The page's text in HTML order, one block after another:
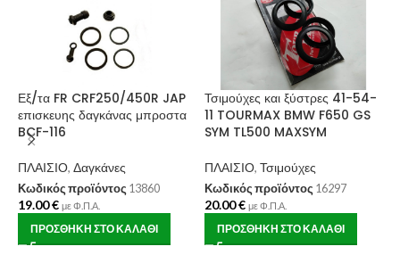
Εξ/τα FR CRF250/450R JAP
επισκευης δαγκάνας μπροστα
BCF-116
ΠΛΑΙΣΙΟ, Δαγκάνες
Κωδικός προϊόντος 13860
19.00€ με Φ.Π.Α.
ΠΡΟΣΘΉΚΗ ΣΤΟ ΚΑΛΆΘΙ
Τσιμούχες και ξύστρες 41-54-
11 TOURMAX BMW F650 GS
SYM TL500 MAXSYM
ΠΛΑΙΣΙΟ, Τσιμούχες
Κωδικός προϊόντος 16297
20.00€ με Φ.Π.Α.
ΠΡΟΣΘΉΚΗ ΣΤΟ ΚΑΛΆΘΙ